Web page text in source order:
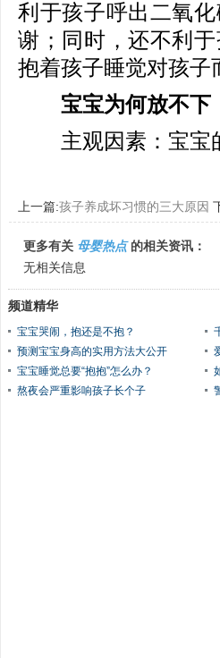
利于孩子呼出二氧
谢；同时，还不利
抱着孩子睡觉对孩子
宝宝为何放不下
主观因素：宝宝
上一篇:孩子养成坏习惯的三大原因
更多有关 母婴热点 的相关资讯：
无相关信息
频道精华
宝宝哭闹，抱还是不抱？
预测宝宝身高的实用方法大公开
宝宝睡觉总要“抱抱”怎么办？
熬夜会严重影响孩子长个子